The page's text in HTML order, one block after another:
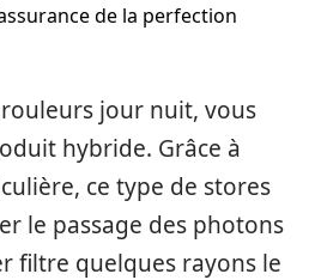
de la perfection
jour nuit, vous
hybride. Grâce à
ce type de stores
le passage des photons
filtre quelques rayons le